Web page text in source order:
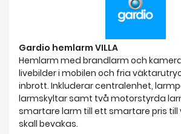
Gardio hemlarm VILLA
Hemlarm med brandlarm och
livebilder i mobilen och fria
inbrott. Inkluderar centralenhet,
larmskyltar samt två motorstyrda
smartare larm till ett smartare pris till
skall bevakas.